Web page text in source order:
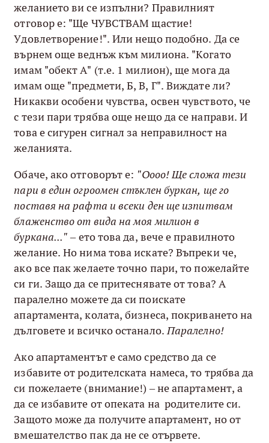
желанието ви се изпълни? Правилният
отговор е: "Ще ЧУВСТВАМ щастие!
Удовлетворение!". Или нещо подобно. Да се
върнем още веднъж към милиона. "Когато
имам "обект А" (т.е. 1 милион), ще мога да
имам още "предмети, Б, В, Г". Виждате ли?
Никакви особени чувства, освен чувството, че
с тези пари трябва още нещо да се направи. И
това е сигурен сигнал за неправилност на
желанията.
Обаче, ако отговорът е: "Оооо! Ще сложа тези
пари в един огроомен стъклен буркан, ще го
поставя на рафта и всеки ден ще изпитвам
блаженство от вида на моя милион в
буркана..."– ето това да, вече е правилното
желание. Но нима това искате? Въпреки че,
ако все пак желаете точно пари, то пожелайте
си ги. Защо да се притеснявате от това? А
паралелно можете да си поискате
апартамента, колата, бизнеса, покриването на
дълговете и всичко останало.Паралелно!
Ако апартаментът е само средство да се
избавите от родителската намеса, то трябва да
си пожелаете (внимание!) – не апартамент, а
да се избавите от опеката на родителите си.
Защото може да получите апартамент, но от
вмешателство пак да не се отървете.